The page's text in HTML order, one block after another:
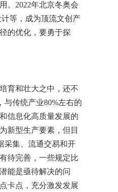
。2022年北京冬奥会
等，成为顶流文创产
的优化，要勇于探
育和壮大之中，还不
与传统产业80%左右的
信息化高质量发展的
新型生产要素，但目
采集、流通交易和开
待完善，一些规定比
能是亟待解决的问
卡点，充分激发发展